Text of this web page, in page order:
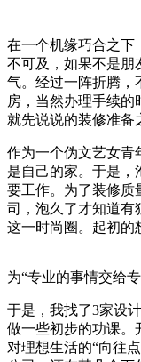
在一个机缘巧合之下
不可及，如果不是朋
气。经过一阵折腾，
房，当然办理手续的
就先说说的装修准备
作为一个伪文艺女青
是自己的家。于是，
要工作。为了装修质
司，泡久了才知道有
这一时尚圈。起初的
为“专业的事情交给
于是，我找了3家设
做一些初步的功课。
对理想生活的“向往